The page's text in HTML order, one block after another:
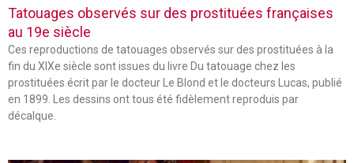
Tatouages observés sur des prostituées françaises
au 19e siècle
Ces reproductions de tatouages observés sur des prostituées à la
fin du XIXe siècle sont issues du livre Du tatouage chez les
prostituées écrit par le docteur Le Blond et le docteurs Lucas, publié
en 1899. Les dessins ont tous été fidèlement reproduis par
décalque.